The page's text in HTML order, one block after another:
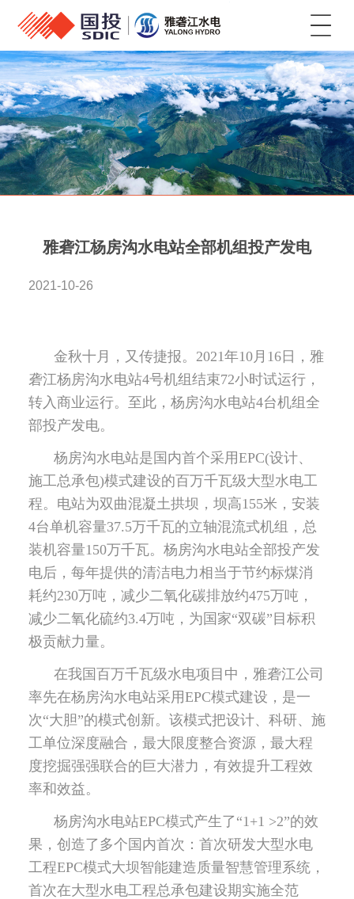
菜单
雅砻江杨房沟水电站全部机组投产发电
2021-10-26
金秋十月，又传捷报。2021年10月16日，雅
砻江杨房沟水电站4号机组结束72小时试运行，
转入商业运行。至此，杨房沟水电站4台机组全
部投产发电。
杨房沟水电站是国内首个采用EPC(设计、
施工总承包)模式建设的百万千瓦级大型水电工
程。电站为双曲混凝土拱坝，坝高155米，安装
4台单机容量37.5万千瓦的立轴混流式机组，总
装机容量150万千瓦。杨房沟水电站全部投产发
电后，每年提供的清洁电力相当于节约标煤消
耗约230万吨，减少二氧化碳排放约475万吨，
减少二氧化硫约3.4万吨，为国家“双碳”目标积
极贡献力量。
在我国百万千瓦级水电项目中，雅砻江公司
率先在杨房沟水电站采用EPC模式建设，是一
次“大胆”的模式创新。该模式把设计、科研、施
工单位深度融合，最大限度整合资源，最大程
度挖掘强强联合的巨大潜力，有效提升工程效
率和效益。
杨房沟水电站EPC模式产生了“1+1 >2”的效
果，创造了多个国内首次：首次研发大型水电
工程EPC模式大坝智能建造质量智慧管理系统，
首次在大型水电工程总承包建设期实施全范